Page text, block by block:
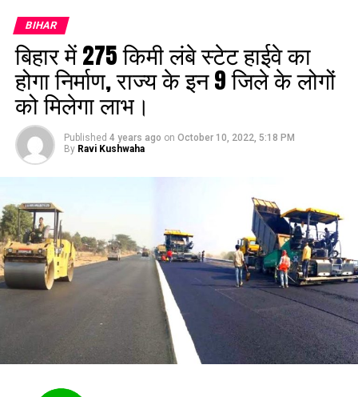
BIHAR
बिहार में 275 किमी लंबे स्टेट हाईवे का
होगा निर्माण, राज्य के इन 9 जिले के लोगों
को मिलेगा लाभ।
Published 4 years ago on October 10, 2022, 5:18 PM
By Ravi Kushwaha